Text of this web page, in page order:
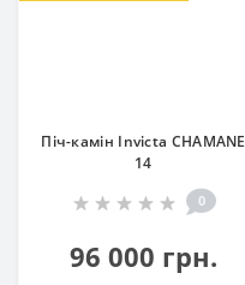
Піч-камін Invicta CHAMANE
14
0
96 000 грн.